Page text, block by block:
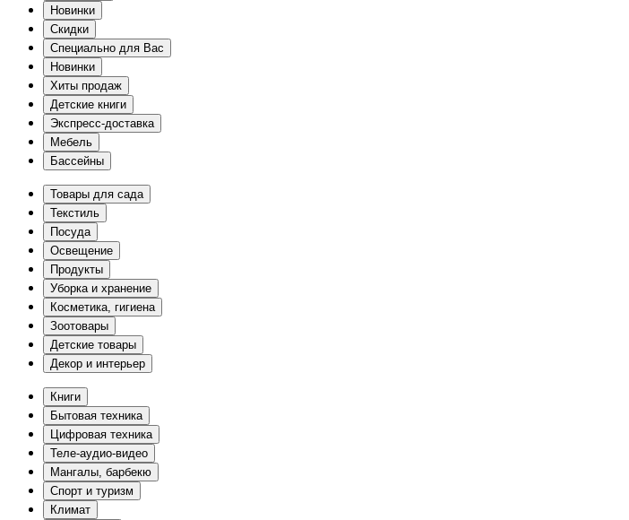
Новинки
Скидки
Специально для Вас
Новинки
Хиты продаж
Детские книги
Экспресс-доставка
Мебель
Бассейны
Товары для сада
Текстиль
Посуда
Освещение
Продукты
Уборка и хранение
Косметика, гигиена
Зоотовары
Детские товары
Декор и интерьер
Книги
Бытовая техника
Цифровая техника
Теле-аудио-видео
Мангалы, барбекю
Спорт и туризм
Климат